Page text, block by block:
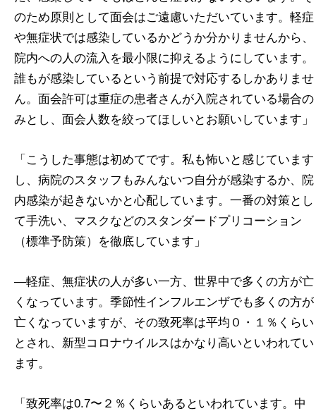
のため原則として面会はご遠慮いただいています。軽症
や無症状では感染しているかどうか分かりませんから、
院内への人の流入を最小限に抑えるようにしています。
誰もが感染しているという前提で対応するしかありませ
ん。面会許可は重症の患者さんが入院されている場合の
みとし、面会人数を絞ってほしいとお願いしています」
「こうした事態は初めてです。私も怖いと感じています
し、病院のスタッフもみんないつ自分が感染するか、院
内感染が起きないかと心配しています。一番の対策とし
て手洗い、マスクなどのスタンダードプリコーション
（標準予防策）を徹底しています」
―軽症、無症状の人が多い一方、世界中で多くの方が亡
くなっています。季節性インフルエンザでも多くの方が
亡くなっていますが、その致死率は平均０・１％くらい
とされ、新型コロナウイルスはかなり高いといわれてい
ます。
「致死率は0.7〜２％くらいあるといわれています。中